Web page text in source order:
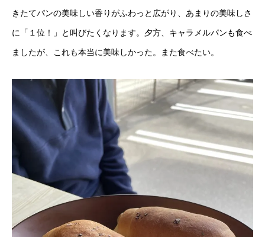
きたてパンの美味しい香りがふわっと広がり、あまりの美味しさ
に「１位！」と叫びたくなります。夕方、キャラメルパンも食べ
ましたが、これも本当に美味しかった。また食べたい。